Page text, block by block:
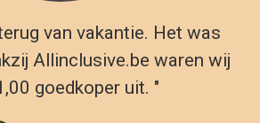
van vakantie. Het was
Allinclusive.be waren wij
goedkoper uit. "